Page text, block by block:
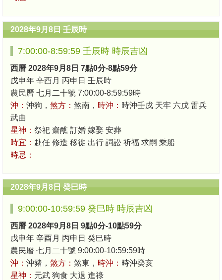
2028年9月8日 壬辰時
7:00:00-8:59:59 壬辰時 時辰吉凶
西曆 2028年9月8日 7點0分-8點59分
戊申年 辛酉月 丙申日 壬辰時
農民曆 七月二十號 7:00:00-8:59:59時
沖： 沖狗， 煞方： 煞南， 時沖： 時沖壬戍 天牢 六戊 雷兵
武曲
星神： 祭祀 齋醮 訂婚 嫁娶 安葬
時宜： 赴任 修造 移徙 出行 詞訟 祈福 求嗣 乘船
時忌：
2028年9月8日 癸巳時
9:00:00-10:59:59 癸巳時 時辰吉凶
西曆 2028年9月8日 9點0分-10點59分
戊申年 辛酉月 丙申日 癸巳時
農民曆 七月二十號 9:00:00-10:59:59時
沖： 沖豬， 煞方： 煞東， 時沖： 時沖癸亥
星神： 元武 狗食 大退 進祿